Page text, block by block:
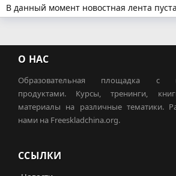
В данный момент новостная лента
О НАС
Образовательная площадка с
продуктами. Курсы, тренинги,
материалы на различные тематики.
нами на Freeskladchina.org.
ССЫЛКИ